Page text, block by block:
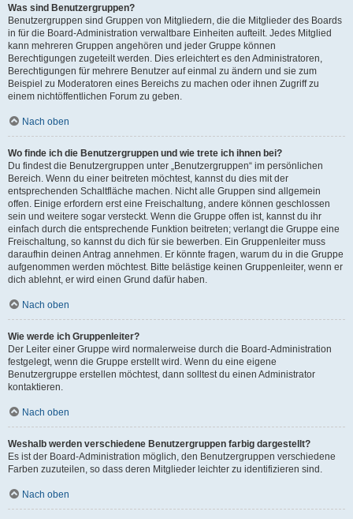
Was sind Benutzergruppen?
Benutzergruppen sind Gruppen von Mitgliedern, die die Mitglieder des Boards
in für die Board-Administration verwaltbare Einheiten aufteilt. Jedes Mitglied
kann mehreren Gruppen angehören und jeder Gruppe können
Berechtigungen zugeteilt werden. Dies erleichtert es den Administratoren,
Berechtigungen für mehrere Benutzer auf einmal zu ändern und sie zum
Beispiel zu Moderatoren eines Bereichs zu machen oder ihnen Zugriff zu
einem nichtöffentlichen Forum zu geben.
Nach oben
Wo finde ich die Benutzergruppen und wie trete ich ihnen bei?
Du findest die Benutzergruppen unter „Benutzergruppen“ im persönlichen
Bereich. Wenn du einer beitreten möchtest, kannst du dies mit der
entsprechenden Schaltfläche machen. Nicht alle Gruppen sind allgemein
offen. Einige erfordern erst eine Freischaltung, andere können geschlossen
sein und weitere sogar versteckt. Wenn die Gruppe offen ist, kannst du ihr
einfach durch die entsprechende Funktion beitreten; verlangt die Gruppe eine
Freischaltung, so kannst du dich für sie bewerben. Ein Gruppenleiter muss
daraufhin deinen Antrag annehmen. Er könnte fragen, warum du in die Gruppe
aufgenommen werden möchtest. Bitte belästige keinen Gruppenleiter, wenn er
dich ablehnt, er wird einen Grund dafür haben.
Nach oben
Wie werde ich Gruppenleiter?
Der Leiter einer Gruppe wird normalerweise durch die Board-Administration
festgelegt, wenn die Gruppe erstellt wird. Wenn du eine eigene
Benutzergruppe erstellen möchtest, dann solltest du einen Administrator
kontaktieren.
Nach oben
Weshalb werden verschiedene Benutzergruppen farbig dargestellt?
Es ist der Board-Administration möglich, den Benutzergruppen verschiedene
Farben zuzuteilen, so dass deren Mitglieder leichter zu identifizieren sind.
Nach oben